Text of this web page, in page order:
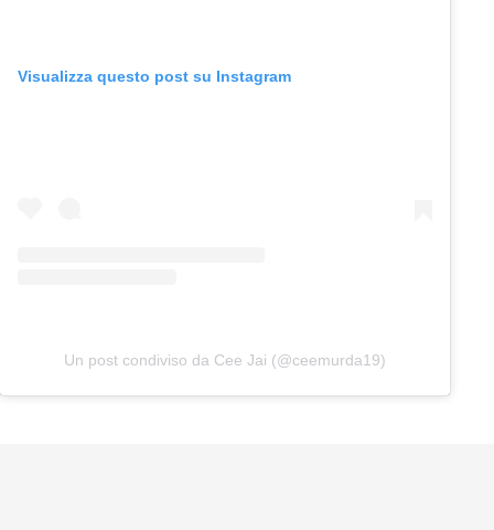
Visualizza questo post su Instagram
Un post condiviso da Cee Jai (@ceemurda19)